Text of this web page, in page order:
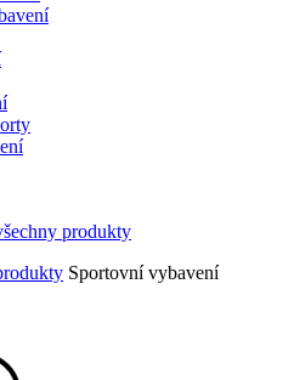
Sportovní vybavení